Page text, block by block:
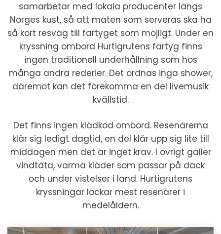
samarbetar med lokala producenter längs
Norges kust, så att maten som serveras ska ha
så kort resväg till fartyget som möjligt. Under en
kryssning ombord Hurtigrutens fartyg finns
ingen traditionell underhållning som hos
många andra rederier. Det ordnas inga shower,
däremot kan det förekomma en del livemusik
kvällstid.
Det finns ingen klädkod ombord. Resenärerna
klär sig ledigt dagtid, en del klär upp sig lite till
middagen men det är inget krav. I övrigt gäller
vindtäta, varma kläder som passar på däck
och under vistelser i land. Hurtigrutens
kryssningar lockar mest resenärer i
medelåldern.